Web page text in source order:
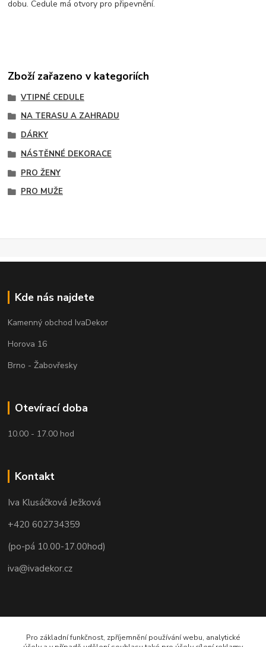
dobu. Cedule má otvory pro připevnění.
Zboží zařazeno v kategoriích
VTIPNÉ CEDULE
NA TERASU A ZAHRADU
DÁRKY
NÁSTĚNNÉ DEKORACE
PRO ŽENY
PRO MUŽE
Kde nás najdete
Kamenný obchod IvaDekor
Horova 16
Brno - Žabovřesky
Otevírací doba
10.00 - 17.00 hod
Kontakt
Iva Klusáčková Ježková
+420 602734359
(po-pá 10.00-17.00hod)
iva@ivadekor.cz
Pro základní funkčnost, zpříjemnění používání webu, analytické